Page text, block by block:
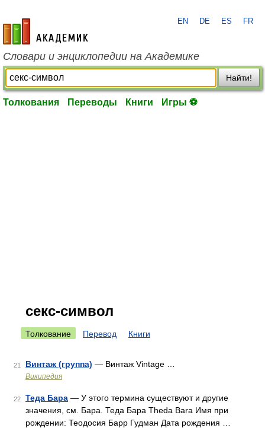
academic.ru
EN DE ES FR
Словари и энциклопедии на Академике
Найти!
Толкования Переводы Книги Игры ⚽
секс-символ
Толкование Перевод Книги
21 Винтаж (группа) — Винтаж Vintage …
Википедия
22 Теда Бара — У этого термина существуют и другие
значения, см. Бара. Теда Бара Theda Bara Имя при
рождении: Теодосия Барр Гудман Дата рождения …